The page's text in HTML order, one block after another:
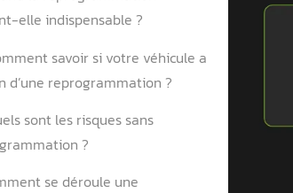
vanne EGR encrassée ?
2. La reprogrammation après
toujours obligatoire ?
2.1 Quand la reprogrammation